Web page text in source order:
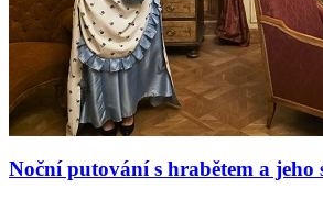
Noční putování s hrabětem a jeho